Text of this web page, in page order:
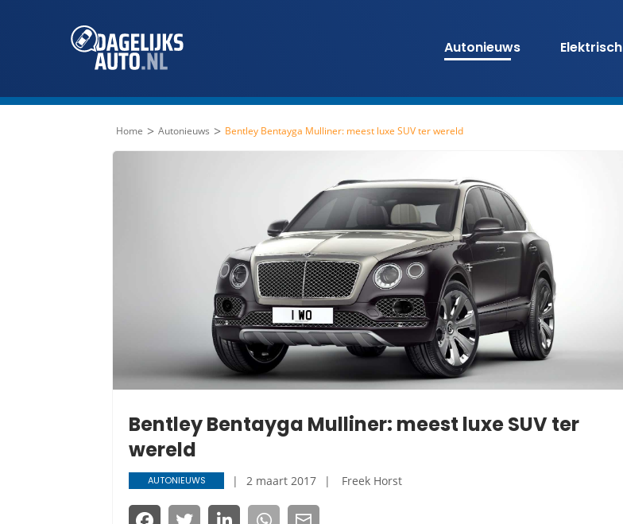
Autonieuws Elektrisch
Home > Autonieuws > Bentley Bentayga Mulliner: meest luxe SUV ter wereld
Bentley Bentayga Mulliner: meest luxe SUV ter
wereld
AUTONIEUWS 2 maart 2017 Freek Horst